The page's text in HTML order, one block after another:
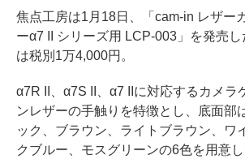
焦点工房は1月18日、「cam-in レザー
ーα7 II シリーズ用 LCP-003」を発売
は税別1万4,000円。
α7R II、α7S II、α7 IIに対応するカメラ
ンレザーの手触りを特徴とし、底面部
ック、ブラウン、ライトブラウン、ワ
クブルー、モスグリーンの6色を用意し